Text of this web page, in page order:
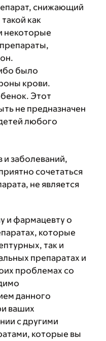
снижающий
как
некоторые
было
крови.
Этот
не предназначен
любого
и заболеваний,
сочетаться
не является
и фармацевту о
которые
так и
препаратах и
проблемах со
данного
ваших
с другими
которые вы